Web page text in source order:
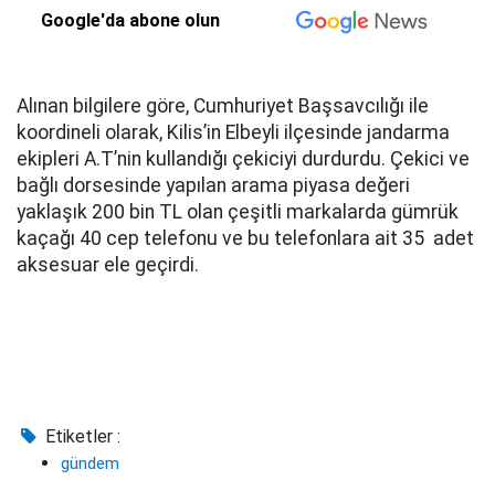
Google'da abone olun
Alınan bilgilere göre, Cumhuriyet Başsavcılığı ile
koordineli olarak, Kilis’in Elbeyli ilçesinde jandarma
ekipleri A.T’nin kullandığı çekiciyi durdurdu. Çekici ve
bağlı dorsesinde yapılan arama piyasa değeri
yaklaşık 200 bin TL olan çeşitli markalarda gümrük
kaçağı 40 cep telefonu ve bu telefonlara ait 35 adet
aksesuar ele geçirdi.
Etiketler :
gündem